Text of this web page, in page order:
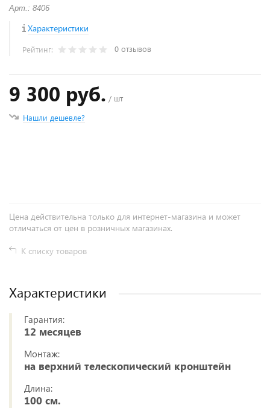
Арт.: 8406
Характеристики
Рейтинг: 0 отзывов
9 300 руб. / шт
Нашли дешевле?
Цена действительна только для интернет-магазина и может
отличаться от цен в розничных магазинах.
К списку товаров
Характеристики
Гарантия:
12 месяцев
Монтаж:
на верхний телескопический кронштейн
Длина:
100 см.